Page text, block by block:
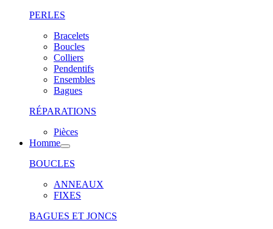
PERLES
Bracelets
Boucles
Colliers
Pendentifs
Ensembles
Bagues
RÉPARATIONS
Pièces
Homme
BOUCLES
ANNEAUX
FIXES
BAGUES ET JONCS